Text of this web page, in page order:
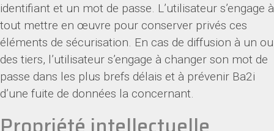
identifiant et un mot de passe. L’utilisateur s’engage à
tout mettre en œuvre pour conserver privés ces
éléments de sécurisation. En cas de diffusion à un ou
des tiers, l’utilisateur s’engage à changer son mot de
passe dans les plus brefs délais et à prévenir Ba2i
d’une fuite de données la concernant.